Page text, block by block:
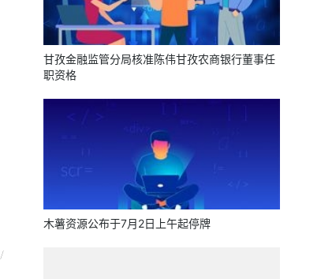
甘孜金融监管分局核准陈伟甘孜农商银行董事任
职资格
木薯资源公布于7月2日上午起停牌